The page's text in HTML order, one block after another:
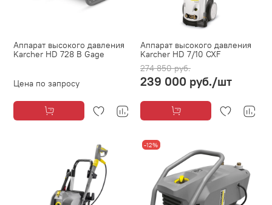
Аппарат высокого давления
Karcher HD 728 B Gage
Цена по запросу
Аппарат высокого давления
Karcher HD 7/10 CXF
274 850 руб.
239 000 руб./шт
-12%